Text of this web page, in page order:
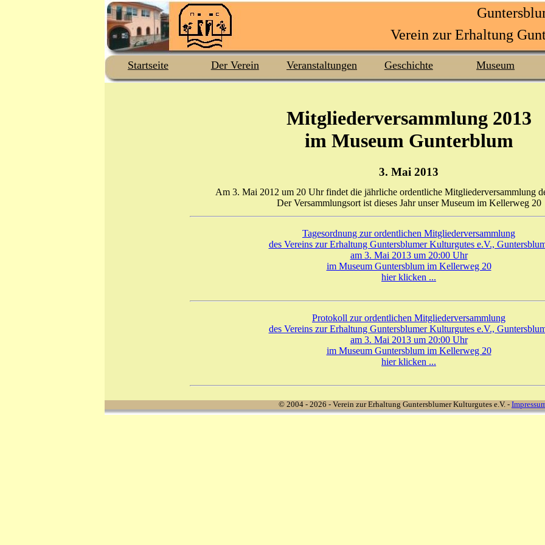
Verein zur Erhaltung
Startseite Der Verein Veranstaltungen Geschichte Museum
Mitgliederversammlung 2013
im Museum Gunterblum
3. Mai 2013
Am 3. Mai 2012 um 20 Uhr findet die jährliche ordentliche Mitgliederversammlung
Der Versammlungsort ist dieses Jahr unser Museum im Kellerweg 20
Tagesordnung zur ordentlichen Mitgliederversammlung
des Vereins zur Erhaltung Guntersblumer Kulturgutes e.V.,
am 3. Mai 2013 um 20:00 Uhr
im Museum Guntersblum im Kellerweg 20
hier klicken ...
Protokoll zur ordentlichen Mitgliederversammlung
des Vereins zur Erhaltung Guntersblumer Kulturgutes e.V.,
am 3. Mai 2013 um 20:00 Uhr
im Museum Guntersblum im Kellerweg 20
hier klicken ...
© 2004 - 2026 - Verein zur Erhaltung Guntersblumer Kulturgutes e.V. -